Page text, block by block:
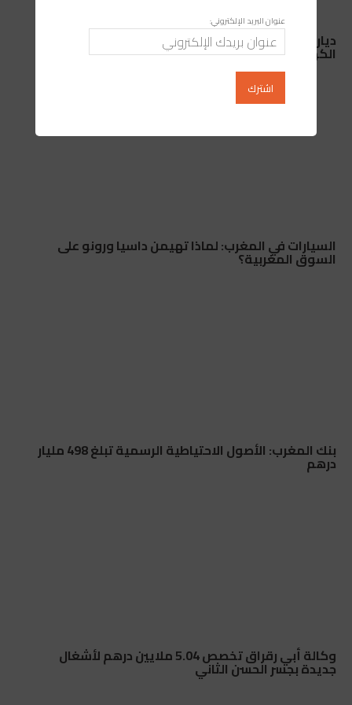
ديار الأندلس ببوسكورة… معاناة يومية مع انقطاعات
الكهرباء والماء بلا سابق إنذار
السيارات في المغرب: لماذا تهيمن داسيا ورونو على
السوق المغربية؟
بنك المغرب: الأصول الاحتياطية الرسمية تبلغ 498 مليار
درهم
وكالة أبي رقراق تخصص 5.04 ملايين درهم لأشغال
جديدة بجسر الحسن الثاني
عنوان البريد الإلكتروني: